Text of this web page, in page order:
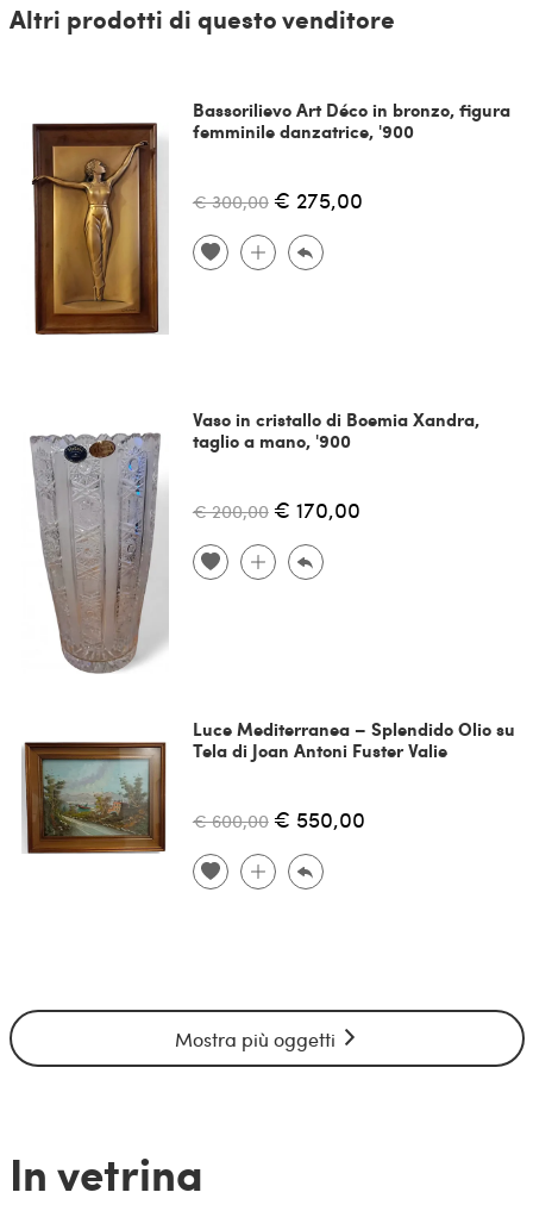
Altri prodotti di questo venditore
Bassorilievo Art Déco in bronzo, figura
femminile danzatrice, '900
€ 300,00 € 275,00
Vaso in cristallo di Boemia Xandra,
taglio a mano, '900
€ 200,00 € 170,00
Luce Mediterranea – Splendido Olio su
Tela di Joan Antoni Fuster Valie
€ 600,00 € 550,00
Mostra più oggetti
In vetrina